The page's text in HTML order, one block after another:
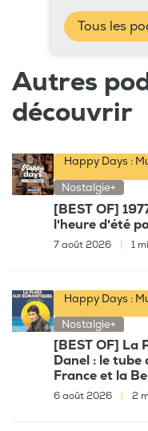
Tous les
Autres
découvrir
Happy Days :
Nostalgie+
[BEST OF]
l'heure d'été
7 août 2026 1
Happy Days :
Nostalgie+
[BEST OF] La
Danel : le tube
France et la
6 août 2026 2